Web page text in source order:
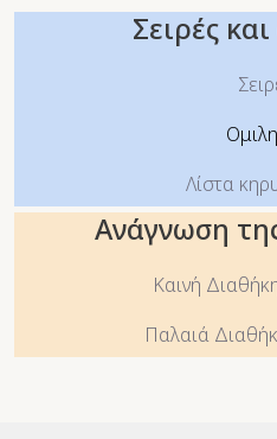
Σειρές
Λίστα
Ανάγνωση
Καινή
Παλαιά